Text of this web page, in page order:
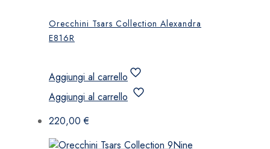
Orecchini Tsars Collection Alexandra
E816R
Aggiungi al carrello
Aggiungi al carrello
220,00€